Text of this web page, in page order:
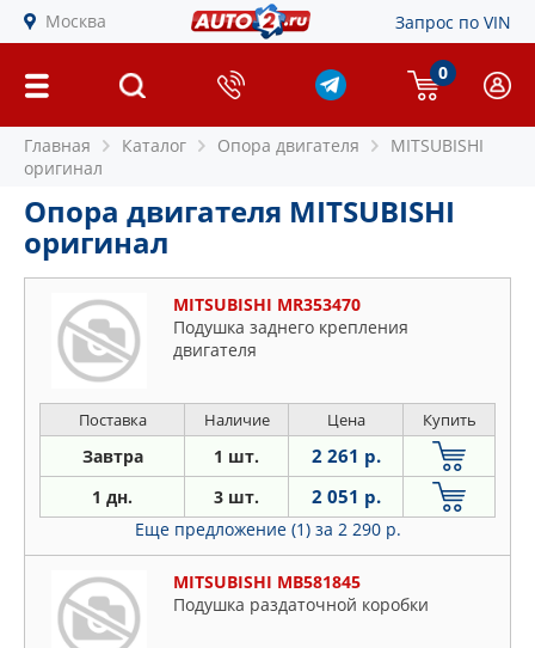
Москва Запрос по VIN
0
Главная Каталог Опора двигателя
MITSUBISHI
оригинал
Опора двигателя MITSUBISHI
оригинал
MITSUBISHI MR353470
Подушка заднего крепления
двигателя
Поставка Наличие Цена Купить
Завтра 1 шт. 2 261 р.
1 дн. 3 шт. 2 051 р.
Еще предложение (1) за 2 290 р.
MITSUBISHI MB581845
Подушка раздаточной коробки